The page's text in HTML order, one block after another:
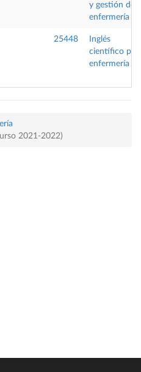
y gestión de
enfermería
25448
Inglés
científico
enfermería
2021-2022)